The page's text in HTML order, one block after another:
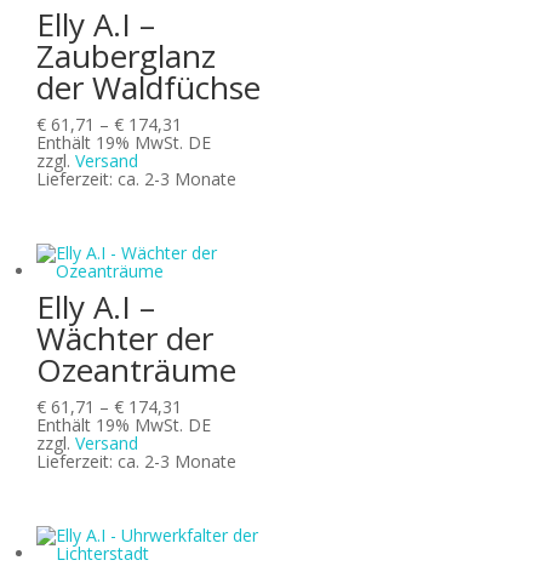
Elly A.I –
Zauberglanz
der Waldfüchse
€ 61,71 –€ 174,31
€ 61,71
€ 174,31
Enthält 19% MwSt. DE
zzgl.Versand
Lieferzeit: ca. 2-3 Monate
Elly A.I –
Wächter der
Ozeanträume
€ 61,71 –€ 174,31
€ 61,71
€ 174,31
Enthält 19% MwSt. DE
zzgl.Versand
Lieferzeit: ca. 2-3 Monate